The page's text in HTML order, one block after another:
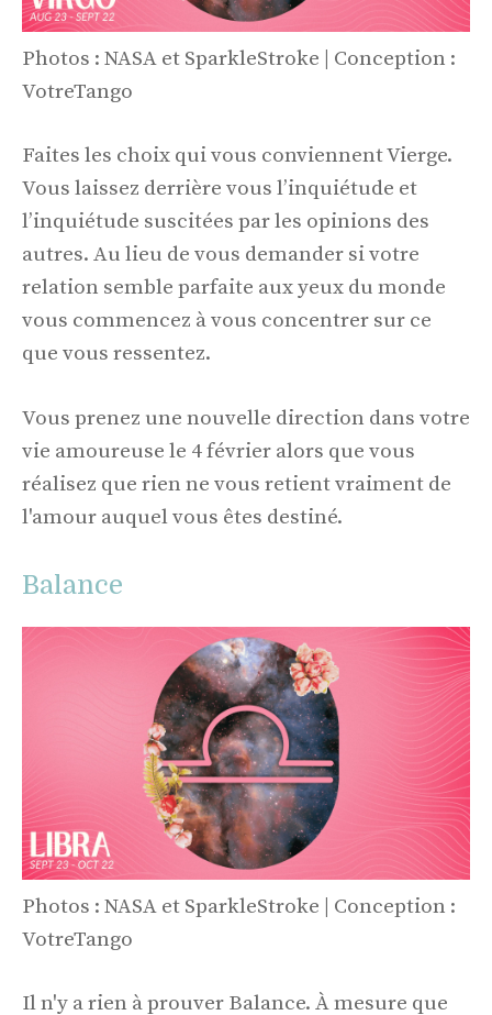
Photos : NASA et SparkleStroke | Conception :
VotreTango
Faites les choix qui vous conviennent Vierge.
Vous laissez derrière vous l’inquiétude et
l’inquiétude suscitées par les opinions des
autres. Au lieu de vous demander si votre
relation semble parfaite aux yeux du monde
vous commencez à vous concentrer sur ce
que vous ressentez.
Vous prenez une nouvelle direction dans votre
vie amoureuse le 4 février alors que vous
réalisez que rien ne vous retient vraiment de
l'amour auquel vous êtes destiné.
Balance
Photos : NASA et SparkleStroke | Conception :
VotreTango
Il n'y a rien à prouver Balance. À mesure que